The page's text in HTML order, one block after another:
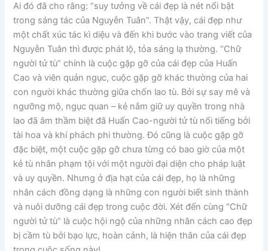
Ai đó đã cho rằng: “suy tưởng về cái đẹp là nét nổi bật
trong sáng tác của Nguyễn Tuân”. Thật vậy, cái đẹp như
một chất xúc tác kì diệu và đến khi bước vào trang viết của
Nguyễn Tuân thì được phát lộ, tỏa sáng lạ thường. “Chữ
người tử tù” chính là cuộc gặp gỡ của cái đẹp của Huấn
Cao và viên quản ngục, cuộc gặp gỡ khác thường của hai
con người khác thường giữa chốn lao tù. Bởi sự say mê và
ngưỡng mộ, ngục quan – kẻ nắm giữ uy quyền trong nhà
lao đã âm thầm biệt đã Huấn Cao-người tử tù nổi tiếng bởi
tài hoa và khí phách phi thường. Đó cũng là cuộc gặp gỡ
đặc biệt, một cuộc gặp gỡ chưa từng có bao giờ của một
kẻ tù nhân phạm tội với một người đại diện cho pháp luật
và uy quyền. Nhưng ở địa hạt của cái đẹp, họ là những
nhân cách đồng dạng là những con người biết sinh thành
và nuôi dưỡng cái đẹp trong cuộc đời. Xét đến cùng “Chữ
người tử tù” là cuộc hội ngộ của những nhân cách cao đẹp
bị cầm tù bởi bạo lực, hoàn cảnh, là hiện thân của cái đẹp